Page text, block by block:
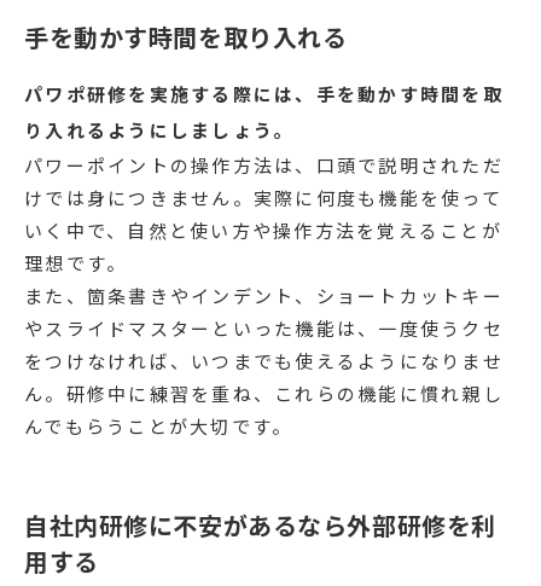
手を動かす時間を取り入れる
パワポ研修を実施する際には、手を動かす時間を取
り入れるようにしましょう。
パワーポイントの操作方法は、口頭で説明されただ
けでは身につきません。実際に何度も機能を使って
いく中で、自然と使い方や操作方法を覚えることが
理想です。
また、箇条書きやインデント、ショートカットキー
やスライドマスターといった機能は、一度使うクセ
をつけなければ、いつまでも使えるようになりませ
ん。研修中に練習を重ね、これらの機能に慣れ親し
んでもらうことが大切です。
自社内研修に不安があるなら外部研修を利
用する